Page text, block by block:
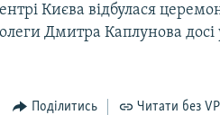
Києва відбулася
Дмитра Каплунова досі
Поділитись Читати без